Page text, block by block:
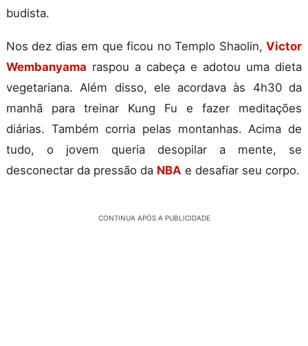
budista.
Nos dez dias em que ficou no Templo Shaolin, Victor
Wembanyama raspou a cabeça e adotou uma dieta
vegetariana. Além disso, ele acordava às 4h30 da
manhã para treinar Kung Fu e fazer meditações
diárias. Também corria pelas montanhas. Acima de
tudo, o jovem queria desopilar a mente, se
desconectar da pressão da NBA e desafiar seu corpo.
CONTINUA APÓS A PUBLICIDADE